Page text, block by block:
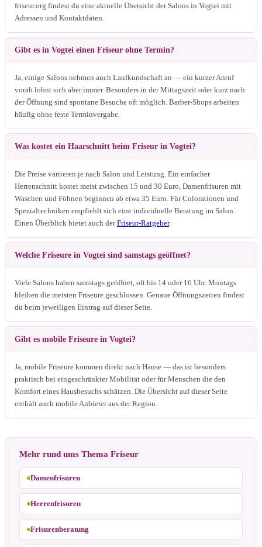
friseur.org findest du eine aktuelle Übersicht der Salons in Vogtei mit
Adressen und Kontaktdaten.
Gibt es in Vogtei einen Friseur ohne Termin?
Ja, einige Salons nehmen auch Laufkundschaft an — ein kurzer Anruf
vorab lohnt sich aber immer. Besonders in der Mittagszeit oder kurz nach
der Öffnung sind spontane Besuche oft möglich. Barber-Shops arbeiten
häufig ohne feste Terminvergabe.
Was kostet ein Haarschnitt beim Friseur in Vogtei?
Die Preise variieren je nach Salon und Leistung. Ein einfacher
Herrenschnitt kostet meist zwischen 15 und 30 Euro, Damenfrisuren mit
Waschen und Föhnen beginnen ab etwa 35 Euro. Für Colorationen und
Spezialtechniken empfiehlt sich eine individuelle Beratung im Salon.
Einen Überblick bietet auch derFriseur-Ratgeber.
Welche Friseure in Vogtei sind samstags geöffnet?
Viele Salons haben samstags geöffnet, oft bis 14 oder 16 Uhr. Montags
bleiben die meisten Friseure geschlossen. Genaue Öffnungszeiten findest
du beim jeweiligen Eintrag auf dieser Seite.
Gibt es mobile Friseure in Vogtei?
Ja, mobile Friseure kommen direkt nach Hause — das ist besonders
praktisch bei eingeschränkter Mobilität oder für Menschen die den
Komfort eines Hausbesuchs schätzen. Die Übersicht auf dieser Seite
enthält auch mobile Anbieter aus der Region.
Mehr rund ums Thema Friseur
Damenfrisuren
Herrenfrisuren
Frisurenberatung